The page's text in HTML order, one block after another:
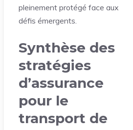
pleinement protégé face aux
défis émergents.
Synthèse des
stratégies
d’assurance
pour le
transport de